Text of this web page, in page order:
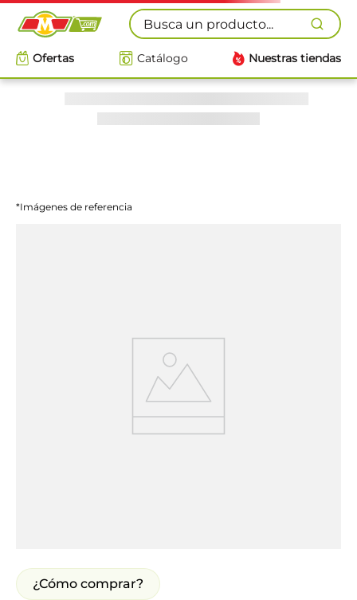
Busca un producto...
Ofertas Catálogo Nuestras tiendas
*Imágenes de referencia
¿Cómo comprar?